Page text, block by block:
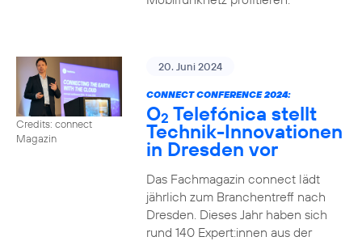
Credits: connect
Magazin
20. Juni 2024
CONNECT CONFERENCE 2024:
O2 Telefónica stellt
Technik-Innovationen
in Dresden vor
Das Fachmagazin connect lädt
jährlich zum Branchentreff nach
Dresden. Dieses Jahr haben sich
rund 140 Expert:innen aus der